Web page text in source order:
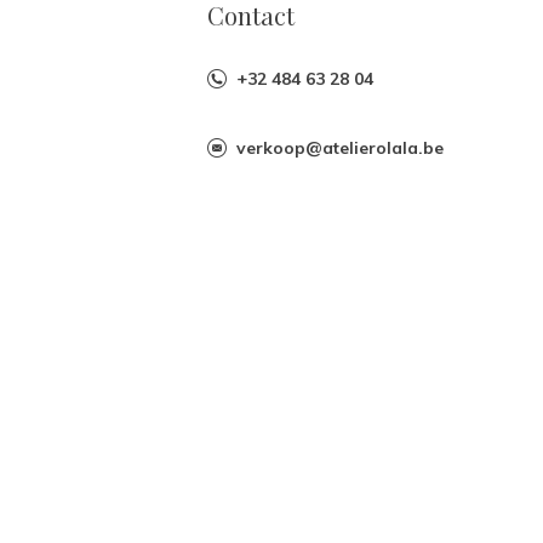
Contact
+32 484 63 28 04
verkoop@atelierolala.be